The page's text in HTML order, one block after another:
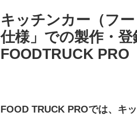
キッチンカー（フ
仕様」での製作・登
FOODTRUCK PRO
FOOD TRUCK PROでは、キ